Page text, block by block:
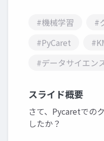
#機械学習
#
#PyCaret
#データサイエン
スライド概要
さて、Pycaretでの
したか？